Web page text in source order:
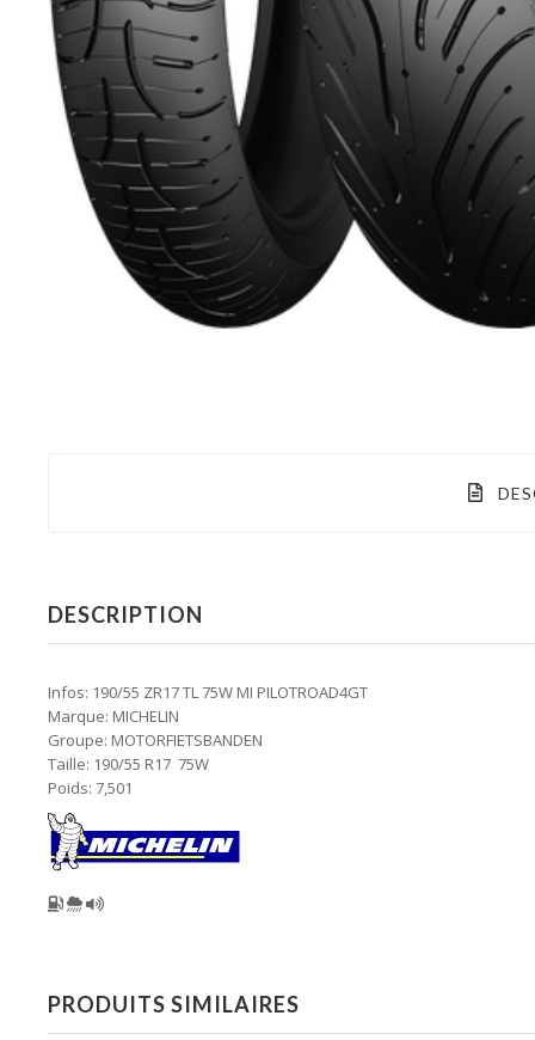
DESCRIPTION
Infos: 190/55 ZR17 TL 75W MI PILOTROAD4GT
Marque: MICHELIN
Groupe: MOTORFIETSBANDEN
Taille: 190/55 R17 75W
Poids: 7,501
PRODUITS SIMILAIRES